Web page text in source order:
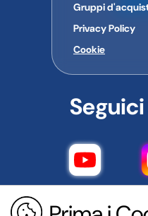
Gruppi
Privacy Policy
Cookie